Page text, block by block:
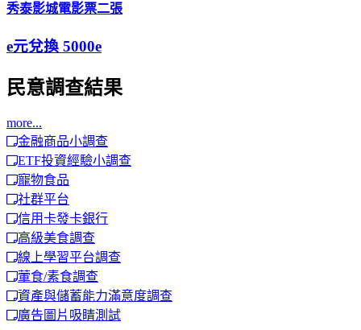
秀泰影城電影票二張
e元兌換 5000e
民意調查結果
more...
金融商品小調查
ETF投資經驗小調查
寵物食品
社群平台
信用卡發卡銀行
高級美食調查
線上學習平台調查
葷食/素食調查
資產與儲蓄能力滿意度調查
廣告圖片吸睛測試